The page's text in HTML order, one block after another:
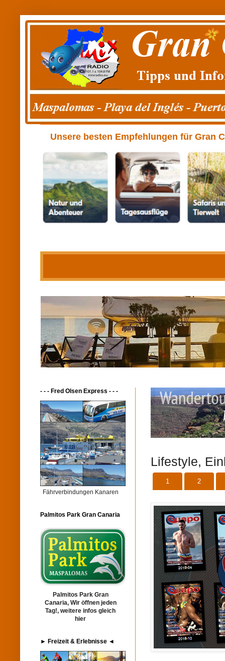
Unsere besten Empfehlungen für Gran
Lifestyle,
1 2
- - - Fred Olsen Express - - -
Fährverbindungen Kanaren
Palmitos Park Gran Canaria
Palmitos Park Gran
Canaria, Wir öffnen jeden
Tag!, weitere infos gleich
hier
► Freizeit & Erlebnisse ◄